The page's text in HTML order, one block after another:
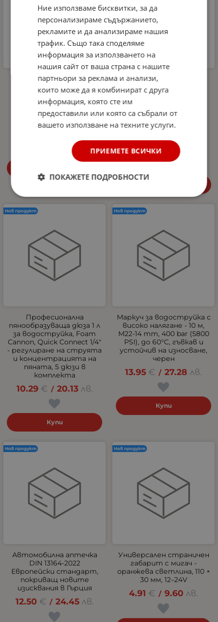
Комплект
Микрофибърна къпра и
Гъба за почистване на
интериора на
автомобил Dunlop -
аромат Океан
Автомобилна аптечка
DIN 13164-2022 +
светлоотразителна
жилетка и авариен
триъгълник –
Европейски стандарт,
покриващ новите
27.00 € / 52.81
Професионална
пянообразуваща дюза 1 л
за водоструйка, Foam
Cannon, Quick Connect 1/4"
- регулиране на струята
и концентрацията на
пяната, 5 дюзи в
комплекта
10.29 € / 20.13 лв.
Купи
Нов продукт
Маркуч за водоструйка с
високо налягане - 10 м,
M22-14 mm, 400 bar (5800
PSI), до 60°C, гъвкав и
устойчив на износване,
черен
13.95 € / 27.28 лв.
Купи
Нов продукт
Автомобилна аптечка
DIN 13164-2022
Европейски стандарт,
покриващ новите
изисквания в Гърция
12.50 € / 24.45 лв.
Нов продукт
Универсален страничен
габарит с мигач -
оранжева светлина, 110 ×
30 мм, 12–24V
4.91 € / 9.60 лв.
Нов продукт
Ние използваме бисквитки, за да
персонализираме съдържанието,
рекламите и да анализираме нашия
трафик. Също така споделяме
информация за използването на
нашия сайт от ваша страна с нашите
партньори за реклама и анализи,
които може да я комбинират с друга
информация, която сте им
предоставили или която са събрали от
вашето използване на техните услуги.
ПРИЕМЕТЕ ВСИЧКИ
ПОКАЖЕТЕ ПОДРОБНОСТИ